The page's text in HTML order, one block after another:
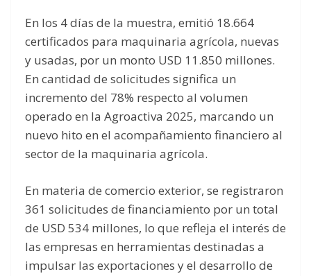
En los 4 días de la muestra, emitió 18.664
certificados para maquinaria agrícola, nuevas
y usadas, por un monto USD 11.850 millones.
En cantidad de solicitudes significa un
incremento del 78% respecto al volumen
operado en la Agroactiva 2025, marcando un
nuevo hito en el acompañamiento financiero al
sector de la maquinaria agrícola.
En materia de comercio exterior, se registraron
361 solicitudes de financiamiento por un total
de USD 534 millones, lo que refleja el interés de
las empresas en herramientas destinadas a
impulsar las exportaciones y el desarrollo de